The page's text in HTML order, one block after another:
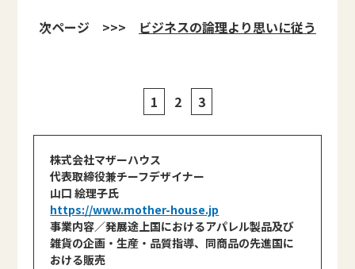
次ページ >>> ビジネスの論理より思いに従う
1 2 3
株式会社マザーハウス
代表取締役兼チーフデザイナー
山口 絵理子氏
https://www.mother-house.jp
事業内容／発展途上国におけるアパレル製品及び
雑貨の企画・生産・品質指導、同商品の先進国に
おける販売